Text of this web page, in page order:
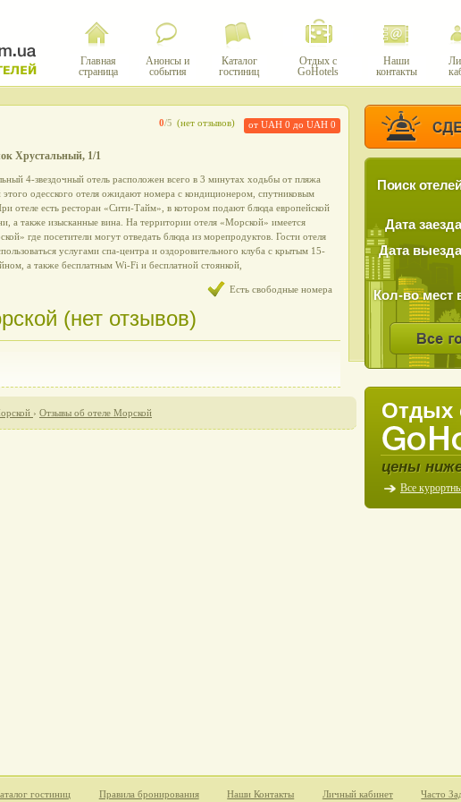
Главная
страница
Анонсы и
события
Каталог
гостиниц
Отдых с
GoHotels
Наши
контакты
0/5 (нет отзывов) от UAH 0 до UAH 0
Хрустальный, 1/1
4-звездочный отель расположен всего в 3 минутах ходьбы от пляжа
этого одесского отеля ожидают номера с кондиционером, спутниковым
отеле есть ресторан «Сити-Тайм», в котором подают блюда европейской
а также изысканные вина. На территории отеля «Морской» имеется
где посетители могут отведать блюда из морепродуктов. Гости отеля
услугами спа-центра и оздоровительного клуба с крытым 15-
а также бесплатным Wi-Fi и бесплатной стоянкой,
Есть свободные номера
(нет отзывов)
› Отзывы об отеле Морской
Поиск
Дата заезда
Дата выезда
Кол-во мест
Отдых
цены
Все
гостиниц Правила бронирования Наши Контакты Личный кабинет Часто